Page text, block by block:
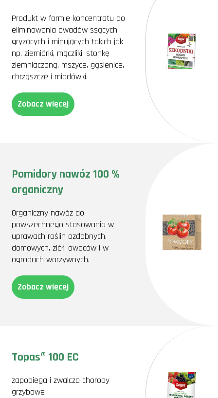
Produkt w formie koncentratu do
eliminowania owadów ssących,
gryzących i minujących takich jak
np. ziemiórki, mączliki, stonkę
ziemniaczaną, mszyce, gąsienice,
chrząszcze i miodówki.
Zobacz więcej
Pomidory nawóz 100 %
organiczny
Organiczny nawóz do
powszechnego stosowania w
uprawach roślin ozdobnych,
domowych, ziół, owoców i w
ogrodach warzywnych.
Zobacz więcej
Topas® 100 EC
zapobiega i zwalcza choroby
grzybowe